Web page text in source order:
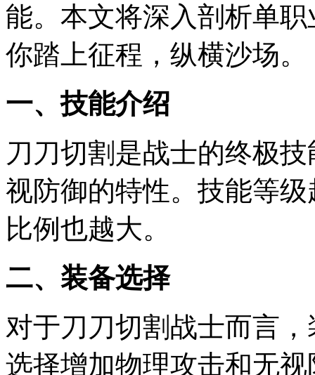
能。本文将深入剖析单
你踏上征程，纵横沙场。
一、技能介绍
刀刀切割是战士的终极
视防御的特性。技能等
比例也越大。
二、装备选择
对于刀刀切割战士而言
选择增加物理攻击和无